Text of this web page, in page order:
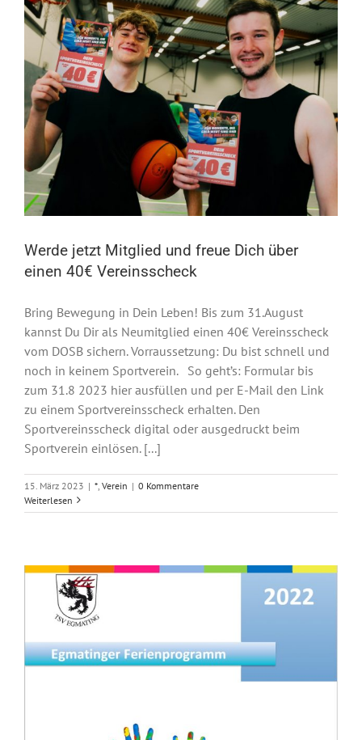
Werde jetzt Mitglied und freue Dich über
einen 40€ Vereinsscheck
Bring Bewegung in Dein Leben! Bis zum 31.August
kannst Du Dir als Neumitglied einen 40€ Vereinsscheck
vom DOSB sichern. Vorraussetzung: Du bist schnell und
noch in keinem Sportverein. So geht’s: Formular bis
zum 31.8 2023 hier ausfüllen und per E-Mail den Link
zu einem Sportvereinsscheck erhalten. Den
Sportvereinsscheck digital oder ausgedruckt beim
Sportverein einlösen. [...]
15. März 2023 | * Verein | 0 Kommentare
Weiterlesen